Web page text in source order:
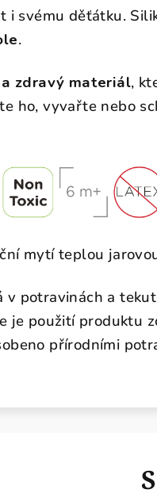
i svému děťátku.
.
zdravý materiál,
ho, vyvařte nebo
mytí teplou
v potravinách a
je použití produktu
přírodními